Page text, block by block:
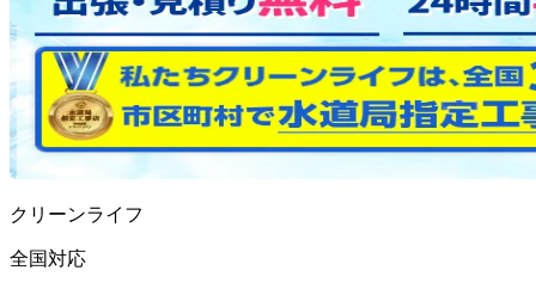
クリーンライフ
全国対応